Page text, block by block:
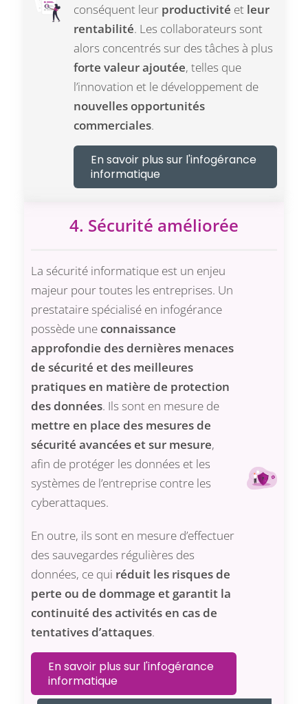
conséquent leur productivité et leur
rentabilité. Les collaborateurs sont
alors concentrés sur des tâches à plus
forte valeur ajoutée, telles que
l’innovation et le développement de
nouvelles opportunités
commerciales.
En savoir plus sur l'infogérance
informatique
4. Sécurité améliorée
La sécurité informatique est un enjeu
majeur pour toutes les entreprises. Un
prestataire spécialisé en infogérance
possède une connaissance
approfondie des dernières menaces
de sécurité et des meilleures
pratiques en matière de protection
des données. Ils sont en mesure de
mettre en place des mesures de
sécurité avancées et sur mesure,
afin de protéger les données et les
systèmes de l’entreprise contre les
cyberattaques.
En outre, ils sont en mesure d’effectuer
des sauvegardes régulières des
données, ce qui réduit les risques de
perte ou de dommage et garantit la
continuité des activités en cas de
tentatives d’attaques.
En savoir plus sur l'infogérance
informatique